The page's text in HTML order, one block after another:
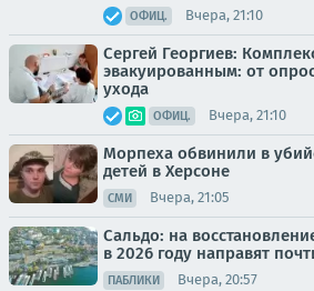
ОФИЦ. Вчера, 21:10
Сергей Георгиев:
эвакуированным: от
ухода
ОФИЦ. Вчера, 21:10
Морпеха обвинили в
детей в Херсоне
СМИ Вчера, 21:05
Сальдо: на
в 2026 году направят
ПАБЛИКИ Вчера, 20:57